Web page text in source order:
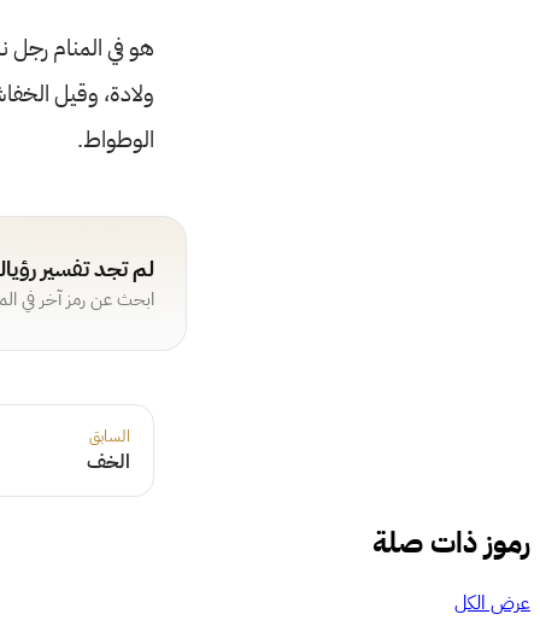
هو في المنام
ولادة، وقيل
الوطواط.
لم تجد تفسير
ابحث عن رمز آخر في
السابق
الخف
رموز ذات صلة
عرض الكل